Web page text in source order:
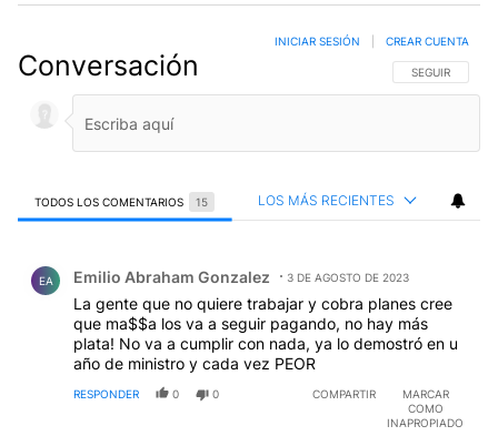
Conversación SIGA ESTA
SEGUIR
INICIAR SESIÓN CREAR CUENTA
TODOS LOS COMENTARIOS 15 LOS MÁS RECIENTES
EA Emilio Abraham Gonzalez 3 DE AGOSTO DE 2023
La gente que no quiere trabajar y cobra planes cree
que ma$$a los va a seguir pagando, no hay más
plata! No va a cumplir con nada, ya lo demostró en u
año de ministro y cada vez PEOR
RESPONDER 0 0 COMPARTIR
MARCAR
COMO
INAPROPIADO